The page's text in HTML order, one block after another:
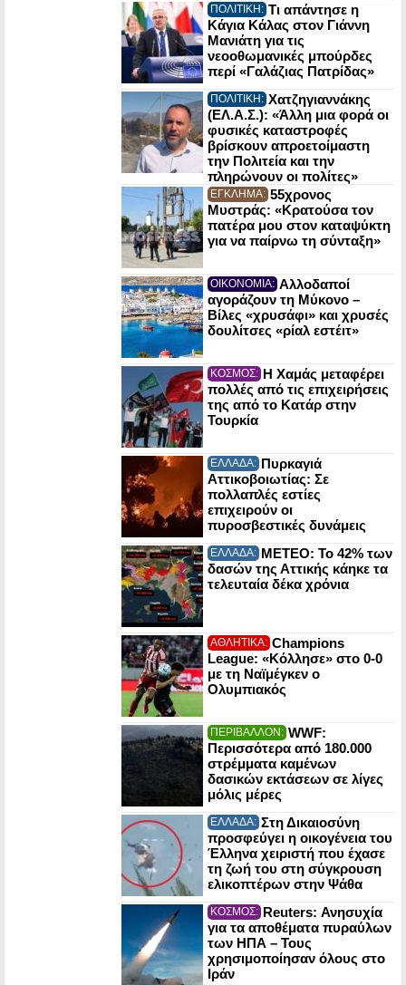
ΠΟΛΙΤΙΚΗ: Τι απάντησε η
Κάγια Κάλας στον Γιάννη
Μανιάτη για τις
νεοοθωμανικές μπούρδες
περί «Γαλάζιας Πατρίδας»
ΠΟΛΙΤΙΚΗ: Χατζηγιαννάκης
(ΕΛ.Α.Σ.): «Άλλη μια φορά οι
φυσικές καταστροφές
βρίσκουν απροετοίμαστη
την Πολιτεία και την
πληρώνουν οι πολίτες»
ΕΓΚΛΗΜΑ: 55χρονος
Μυστράς: «Κρατούσα τον
πατέρα μου στον καταψύκτη
για να παίρνω τη σύνταξη»
ΟΙΚΟΝΟΜΙΑ: Αλλοδαποί
αγοράζουν τη Μύκονο –
Βίλες «χρυσάφι» και χρυσές
δουλίτσες «ρίαλ εστέιτ»
ΚΟΣΜΟΣ: Η Χαμάς μεταφέρει
πολλές από τις επιχειρήσεις
της από το Κατάρ στην
Τουρκία
ΕΛΛΑΔΑ: Πυρκαγιά
Αττικοβοιωτίας: Σε
πολλαπλές εστίες
επιχειρούν οι
πυροσβεστικές δυνάμεις
ΕΛΛΑΔΑ: ΜΕΤΕΟ: Το 42% των
δασών της Αττικής κάηκε τα
τελευταία δέκα χρόνια
ΑΘΛΗΤΙΚΑ: Champions
League: «Κόλλησε» στο 0-0
με τη Ναϊμέγκεν ο
Ολυμπιακός
ΠΕΡΙΒΑΛΛΟΝ: WWF:
Περισσότερα από 180.000
στρέμματα καμένων
δασικών εκτάσεων σε λίγες
μόλις μέρες
ΕΛΛΑΔΑ: Στη Δικαιοσύνη
προσφεύγει η οικογένεια του
Έλληνα χειριστή που έχασε
τη ζωή του στη σύγκρουση
ελικοπτέρων στην Ψάθα
ΚΟΣΜΟΣ: Reuters: Ανησυχία
για τα αποθέματα πυραύλων
των ΗΠΑ – Τους
χρησιμοποίησαν όλους στο
Ιράν